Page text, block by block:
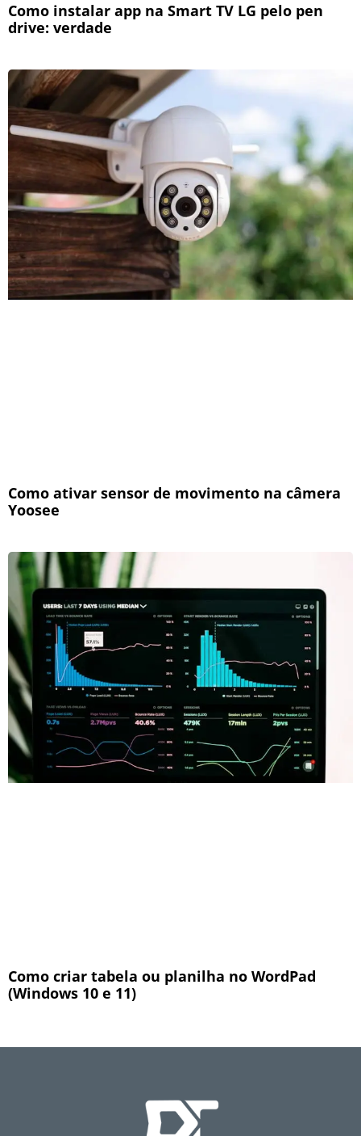
Como instalar app na Smart TV LG pelo pen
drive: verdade
Como ativar sensor de movimento na câmera
Yoosee
Como criar tabela ou planilha no WordPad
(Windows 10 e 11)